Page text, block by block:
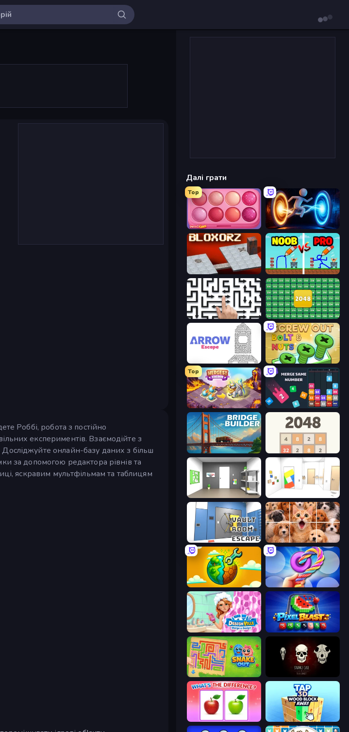
Роббі, робота з постійно
експериментів. Взаємодійте з
онлайн-базу даних з більш
за допомогою редактора рівнів та
яскравим мультфільмам та таблицям
Далі грати
Top
Piece of Cake: Merge and Bake Portal Escape
Bloxorz DOP Noob: Draw to Save
Arrow Escape: Puzzle 2048 Merge Blocks
Arrow Escape Screw Out: Bolts and Nuts
Top
Mergest Kingdom Drop & Merge the Numbers
Bridge Builder 2048
Paint Room Escape Mirror Room Escape
Vault Room Escape Jigpic Solitaire
Land Explorers: Merge & Build Twisted Tangle
Designville: Merge & Design Pixel Blast
Snake Out: Maze Escape
What's The Difference?